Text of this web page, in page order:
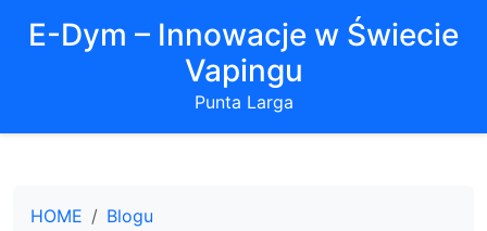
E-Dym – Innowacje w Świecie
Vapingu
Punta Larga
HOME
Blogu